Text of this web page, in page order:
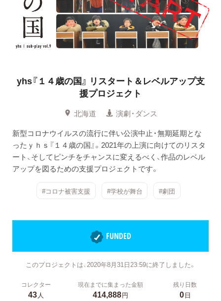
yhs『１４歳の国』 リスタート＆レベルアップ支
援プロジェクト
北海道
演劇・ダンス
新型コロナウイルスの流行に伴い公演中止・無期延期とな
ったｙｈｓ『１４歳の国』。2021年の上演に向けてのリスタ
ート、そしてピンチをチャンスに変えるべく、作品のレベル
アップを図るための支援プロジェクトです。
#コロナ被害支援 #学校が舞台 #劇団
FUNDED
このプロジェクトは、2020年8月31日23:59に終了しました。
コレクター
43人
現在までに集まった金額
414,888円
残り日数
0日